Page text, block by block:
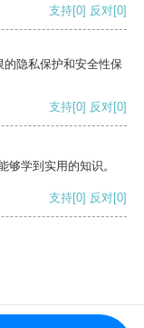
支持[0] 反对[0]
隐私保护和安全性保
支持[0] 反对[0]
够学到实用的知识。
支持[0] 反对[0]